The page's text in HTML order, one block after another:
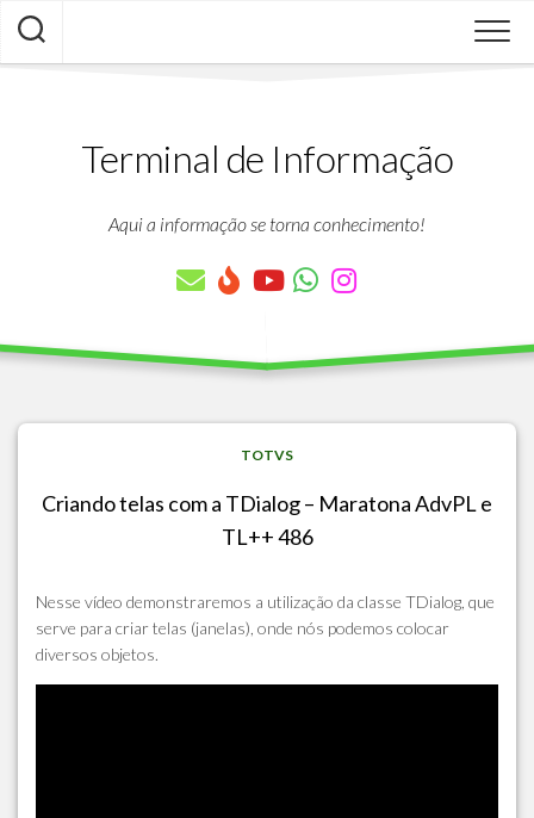
Skip
content
Terminal de Informação
Aqui a informação se torna conhecimento!
TOTVS
Criando telas com a TDialog – Maratona AdvPL e
TL++ 486
Nesse vídeo demonstraremos a utilização da classe TDialog, que
serve para criar telas (janelas), onde nós podemos colocar
diversos objetos.